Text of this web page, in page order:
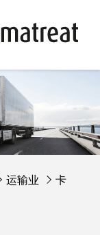
运输业
卡